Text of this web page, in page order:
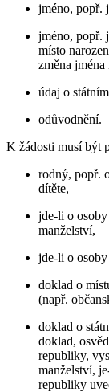
jméno, popř.
jméno, popř.
místo
změna
údaj o
odůvodnění.
K žádosti musí být
rodný, popř.
dítěte,
jde-li o
manželství,
jde-li o
doklad o
(např.
doklad o
doklad,
republiky,
manželství,
republiky